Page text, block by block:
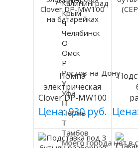
Помпа
электрическая
Clover DP-MW100
на батарейках
Цена: 930 руб.
Калининград
Крым
Ч
Челябинск
О
Омск
Р
Ростов-на-Дону
У
Уфа
П
Пермь
Т
Тамбов
Моего города нет в